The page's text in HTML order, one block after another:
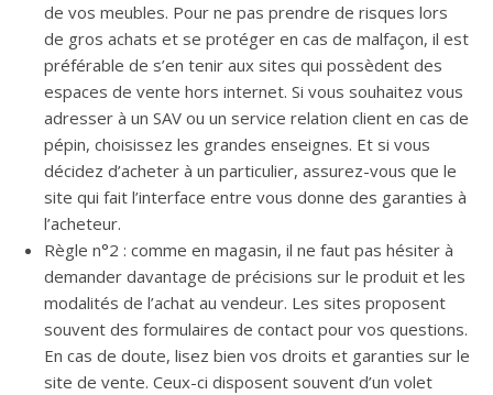
de vos meubles. Pour ne pas prendre de risques lors
de gros achats et se protéger en cas de malfaçon, il est
préférable de s’en tenir aux sites qui possèdent des
espaces de vente hors internet. Si vous souhaitez vous
adresser à un SAV ou un service relation client en cas de
pépin, choisissez les grandes enseignes. Et si vous
décidez d’acheter à un particulier, assurez-vous que le
site qui fait l’interface entre vous donne des garanties à
l’acheteur.
Règle n°2 : comme en magasin, il ne faut pas hésiter à
demander davantage de précisions sur le produit et les
modalités de l’achat au vendeur. Les sites proposent
souvent des formulaires de contact pour vos questions.
En cas de doute, lisez bien vos droits et garanties sur le
site de vente. Ceux-ci disposent souvent d’un volet